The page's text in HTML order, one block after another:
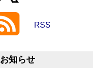
RSS
お知らせ